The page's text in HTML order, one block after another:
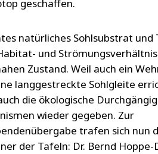
geschaffen.
natürliches Sohlsubstrat und
und
Zustand. Weil auch ein
langgestreckte Sohlgleite
die ökologische
wieder gegeben. Zur
trafen sich nun
der Tafeln: Dr. Bernd